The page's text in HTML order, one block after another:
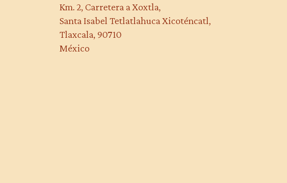
Km. 2, Carretera a Xoxtla,
Santa Isabel Tetlatlahuca Xicoténcatl,
Tlaxcala, 90710
México